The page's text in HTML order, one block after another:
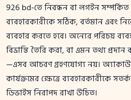
926 bd-তে নিবন্ধন বা লগইন
ব্যবহারকারীকে সঠিক, বর্তমান এবং
ব্যবহার করতে হবে। অন্যের পরিচয়
বিভ্রান্তি তৈরি করা, বা এমন তথ্য
—এসব আচরণ গ্রহণযোগ্য নয়।
কার্যক্রমের ক্ষেত্রে ব্যবহারকারীকে
ডিভাইস নিরাপদ রাখা উচিত।